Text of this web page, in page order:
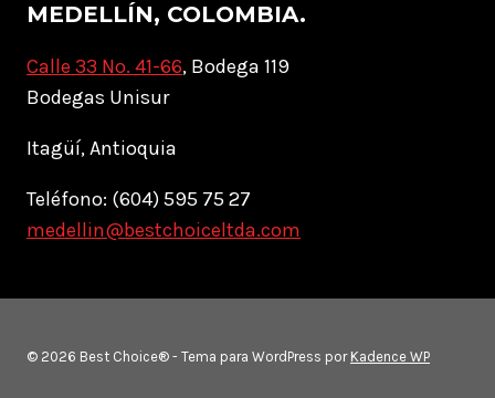
MEDELLÍN, COLOMBIA.
Calle 33 No. 41-66, Bodega 119
Bodegas Unisur
Itagüí, Antioquia
Teléfono: (604) 595 75 27
medellin@bestchoiceltda.com
© 2026 Best Choice® - Tema para WordPress por Kadence WP